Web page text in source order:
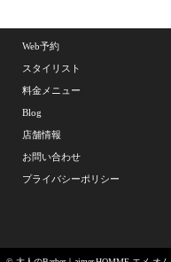
Web予約
スタイリスト
料金メニュー
Blog
店舗情報
お問い合わせ
プライバシーポリシー